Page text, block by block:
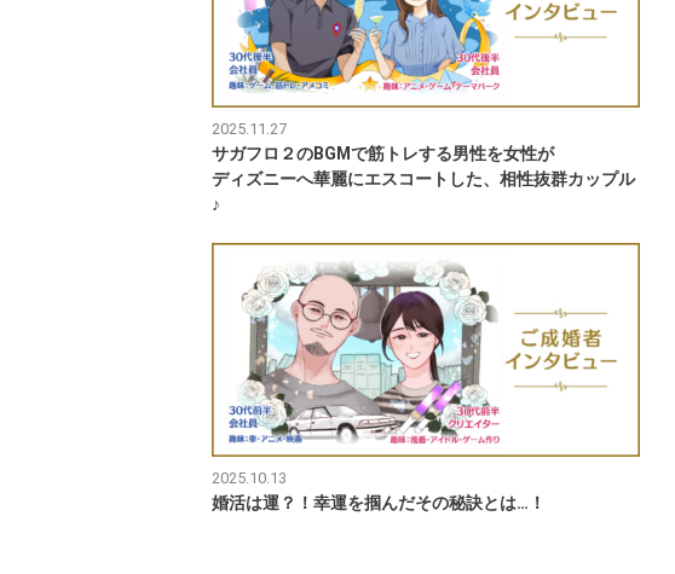
2025.11.27
サガフロ２のBGMで筋トレする男性を女性が
ディズニーへ華麗にエスコートした、相性抜群カップル
♪
2025.10.13
婚活は運？！幸運を掴んだその秘訣とは…！